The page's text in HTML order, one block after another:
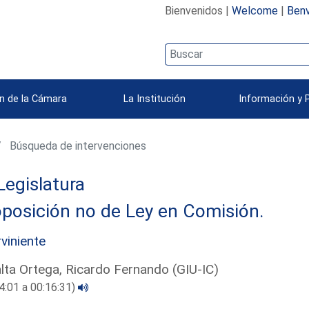
Bienvenidos | Welcome|
de la Cámara La Institución Información y
Búsqueda de intervenciones
no de Ley en Comisión.
Ortega, Ricardo Fernando (GIU-IC)
a 00:16:31)